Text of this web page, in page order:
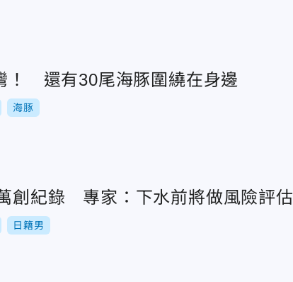
！ 還有30尾海豚圍繞在身邊
海豚
創紀錄 專家：下水前將做風險評估
日籍男